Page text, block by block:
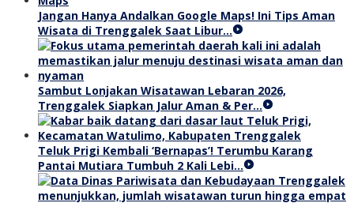
Jangan Hanya Andalkan Google Maps! Ini Tips Aman
Wisata di Trenggalek Saat Libur…
Sambut Lonjakan Wisatawan Lebaran 2026,
Trenggalek Siapkan Jalur Aman & Per…
Teluk Prigi Kembali ‘Bernapas’! Terumbu Karang
Pantai Mutiara Tumbuh 2 Kali Lebi…